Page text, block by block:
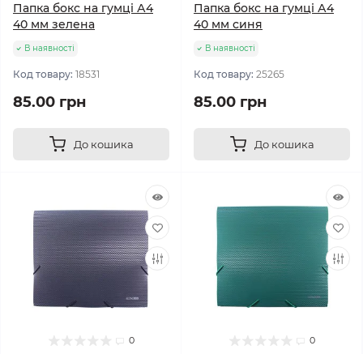
Папка бокс на гумці А4
40 мм зелена
В наявності
Код товару: 18531
85.00 грн
До кошика
Папка бокс на гумці А4
40 мм синя
В наявності
Код товару: 25265
85.00 грн
До кошика
0 0